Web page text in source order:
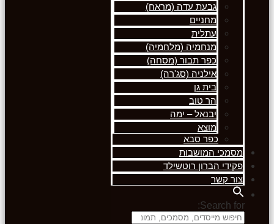
גבעת עדה (מראח)
מחניים
עתלית
מנחמיה (מלחמיה)
כפר תבור (מסחה)
אילניה (סג'רה)
בית גן
הר טוב
יבנאל – ימה
מוצא
כפר סבא
מסמכי המושבות
פקידי הברון רוטשילד
צור קשר
Search for: